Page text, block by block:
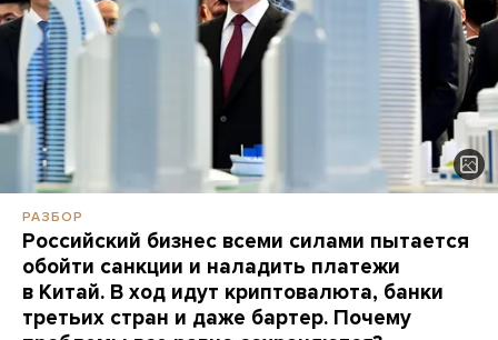
РАЗБОР
Российский бизнес всеми силами пытается
обойти санкции и наладить платежи
в Китай. В ход идут криптовалюта, банки
третьих стран и даже бартер. Почему